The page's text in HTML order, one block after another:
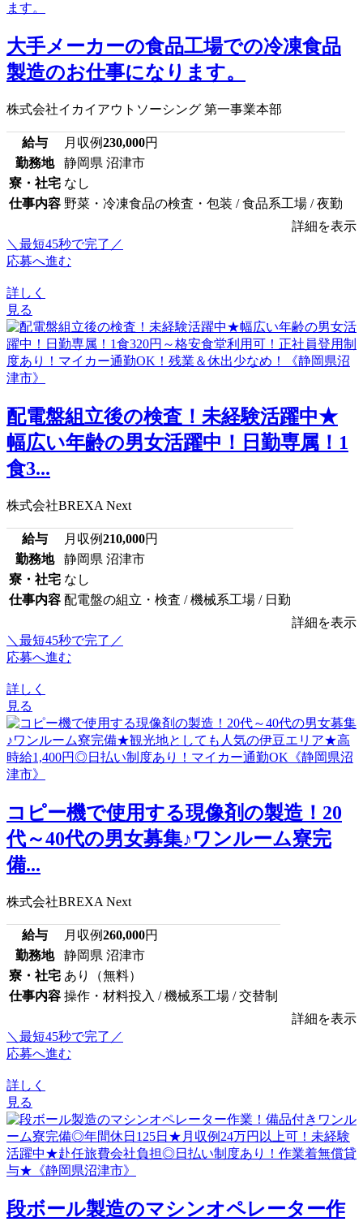
大手メーカーの食品工場での冷凍食品
製造のお仕事になります。
株式会社イカイアウトソーシング 第一事業本部
給与 月収例230,000円
勤務地
静岡県 沼津市
寮・社宅 なし
仕事内容 野菜・冷凍食品の検査・包装 / 食品系工場 / 夜勤
詳細を表示
＼最短45秒で完了／
応募へ進む
詳しく
見る
配電盤組立後の検査！未経験活躍中★
幅広い年齢の男女活躍中！日勤専属！1
食3...
株式会社BREXA Next
給与 月収例210,000円
勤務地
静岡県 沼津市
寮・社宅 なし
仕事内容 配電盤の組立・検査 / 機械系工場 / 日勤
詳細を表示
＼最短45秒で完了／
応募へ進む
詳しく
見る
コピー機で使用する現像剤の製造！20
代～40代の男女募集♪ワンルーム寮完
備...
株式会社BREXA Next
給与 月収例260,000円
勤務地
静岡県 沼津市
寮・社宅 あり（無料）
仕事内容 操作・材料投入 / 機械系工場 / 交替制
詳細を表示
＼最短45秒で完了／
応募へ進む
詳しく
見る
段ボール製造のマシンオペレーター作